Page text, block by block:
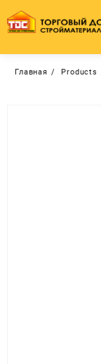
содержимому
Главная Products